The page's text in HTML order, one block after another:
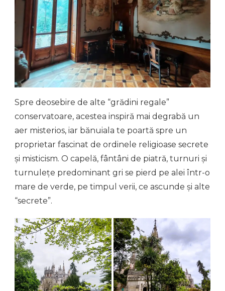
Spre deosebire de alte “grădini regale”
conservatoare, acestea inspiră mai degrabă un
aer misterios, iar bănuiala te poartă spre un
proprietar fascinat de ordinele religioase secrete
și misticism. O capelă, fântâni de piatră, turnuri și
turnulețe predominant gri se pierd pe alei într-o
mare de verde, pe timpul verii, ce ascunde și alte
“secrete”.